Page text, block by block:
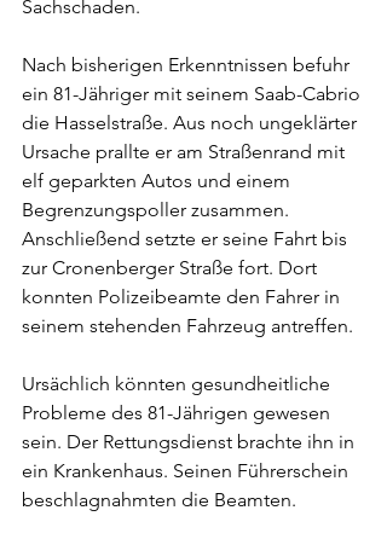
Sachschaden.
Nach bisherigen Erkenntnissen befuhr
ein 81-Jähriger mit seinem Saab-Cabrio
die Hasselstraße. Aus noch ungeklärter
Ursache prallte er am Straßenrand mit
elf geparkten Autos und einem
Begrenzungspoller zusammen.
Anschließend setzte er seine Fahrt bis
zur Cronenberger Straße fort. Dort
konnten Polizeibeamte den Fahrer in
seinem stehenden Fahrzeug antreffen.
Ursächlich könnten gesundheitliche
Probleme des 81-Jährigen gewesen
sein. Der Rettungsdienst brachte ihn in
ein Krankenhaus. Seinen Führerschein
beschlagnahmten die Beamten.